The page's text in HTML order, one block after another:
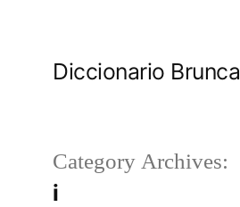
Diccionario Brunca
Category Archives:
i